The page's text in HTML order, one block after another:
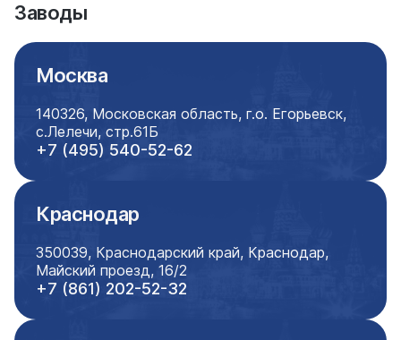
Заводы
Москва
140326, Московская область, г.о. Егорьевск,
c.Лелечи, стр.61Б
+7 (495) 540-52-62
Краснодар
350039, Краснодарский край, Краснодар,
Майский проезд, 16/2
+7 (861) 202-52-32